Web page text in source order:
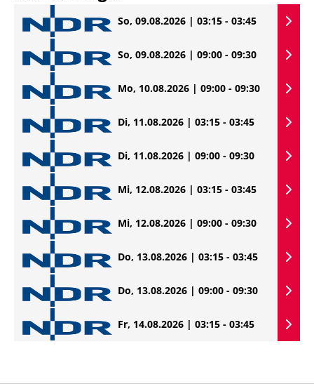
So, 09.08.2026 | 03:15 - 03:45
So, 09.08.2026 | 09:00 - 09:30
Mo, 10.08.2026 | 09:00 - 09:30
Di, 11.08.2026 | 03:15 - 03:45
Di, 11.08.2026 | 09:00 - 09:30
Mi, 12.08.2026 | 03:15 - 03:45
Mi, 12.08.2026 | 09:00 - 09:30
Do, 13.08.2026 | 03:15 - 03:45
Do, 13.08.2026 | 09:00 - 09:30
Fr, 14.08.2026 | 03:15 - 03:45